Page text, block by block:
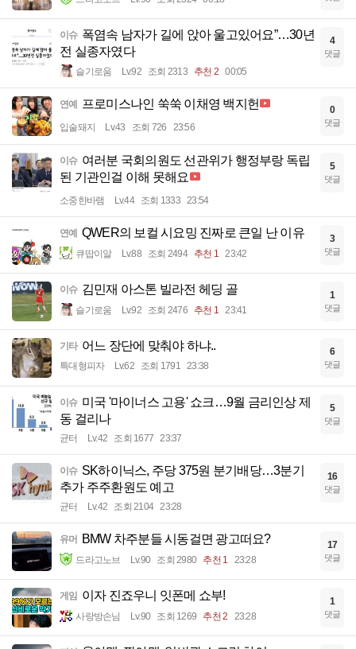
이슈 폭염속 남자가 길에 앉아 울고있어요”…30년
전 실종자였다
슬기로움 Lv.92 조회 2313 추천 2 00:05
4
댓글
연예 프로미스나인 쑥쑥 이채영 백지헌
입술돼지 Lv.43 조회 726 23:56
0
댓글
이슈 여러분 국회의원도 선관위가 행정부랑 독립
된 기관인걸 이해 못해요
소중한바램 Lv.44 조회 1333 23:54
5
댓글
연예 QWER의 보컬 시요밍 진짜로 큰일 난 이유
큐땁이알 Lv.88 조회 2494 추천 1 23:42
3
댓글
이슈 김민재 아스톤 빌라전 헤딩 골
슬기로움 Lv.92 조회 2476 추천 1 23:41
1
댓글
기타 어느 장단에 맞춰야 하냐..
특대형피자 Lv.62 조회 1791 23:38
6
댓글
이슈 미국 '마이너스 고용' 쇼크…9월 금리인상 제
동 걸리나
균터 Lv.42 조회 1677 23:37
5
댓글
이슈 SK하이닉스, 주당 375원 분기배당…3분기
추가 주주환원도 예고
균터 Lv.42 조회 2104 23:28
16
댓글
유머 BMW 차주분들 시동걸면 광고떠요?
드라고노브 Lv.90 조회 2980 추천 1 23:28
17
댓글
게임 이자 진죠우니 잇폰메 쇼부!
사랑방손님 Lv.90 조회 1269 추천 2 23:28
1
댓글